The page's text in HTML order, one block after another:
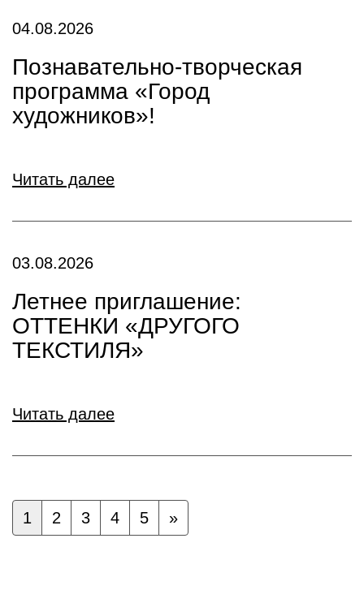
04.08.2026
Познавательно-творческая
программа «Город
художников»!
Читать далее
03.08.2026
Летнее приглашение:
ОТТЕНКИ «ДРУГОГО
ТЕКСТИЛЯ»
Читать далее
1 2 3 4 5 »